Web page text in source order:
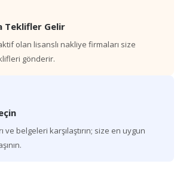
Teklifler Gelir
olan lisanslı nakliye firmaları size
gönderir.
ve belgeleri karşılaştırın; size en uygun